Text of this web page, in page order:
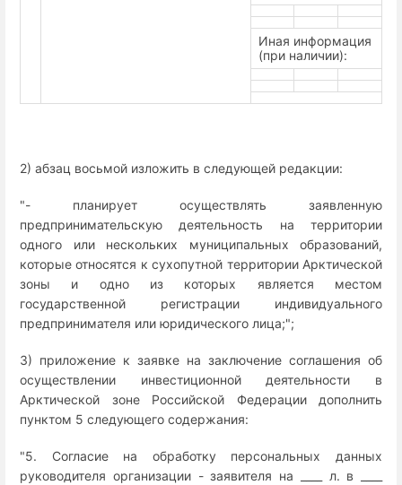
Иная информация
(при наличии):
2) абзац восьмой изложить в следующей редакции:
"- планирует осуществлять заявленную
предпринимательскую деятельность на территории
одного или нескольких муниципальных образований,
которые относятся к сухопутной территории Арктической
зоны и одно из которых является местом
государственной регистрации индивидуального
предпринимателя или юридического лица;";
3) приложение к заявке на заключение соглашения об
осуществлении инвестиционной деятельности в
Арктической зоне Российской Федерации дополнить
пунктом 5 следующего содержания:
"5. Согласие на обработку персональных данных
руководителя организации - заявителя на ____ л. в ____